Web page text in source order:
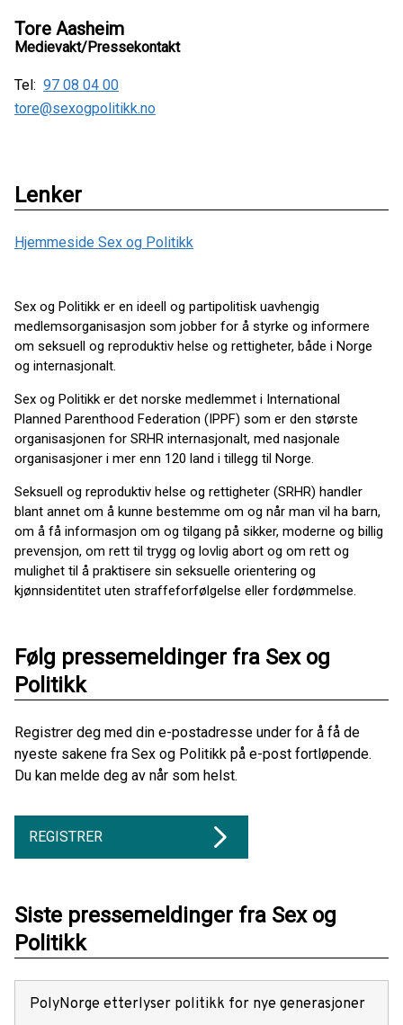
Tore Aasheim
Medievakt/Pressekontakt
Tel: 97 08 04 00
tore@sexogpolitikk.no
Lenker
Hjemmeside Sex og Politikk
Sex og Politikk er en ideell og partipolitisk uavhengig
medlemsorganisasjon som jobber for å styrke og informere
om seksuell og reproduktiv helse og rettigheter, både i Norge
og internasjonalt.
Sex og Politikk er det norske medlemmet i International
Planned Parenthood Federation (IPPF) som er den største
organisasjonen for SRHR internasjonalt, med nasjonale
organisasjoner i mer enn 120 land i tillegg til Norge.
Seksuell og reproduktiv helse og rettigheter (SRHR) handler
blant annet om å kunne bestemme om og når man vil ha barn,
om å få informasjon om og tilgang på sikker, moderne og billig
prevensjon, om rett til trygg og lovlig abort og om rett og
mulighet til å praktisere sin seksuelle orientering og
kjønnsidentitet uten straffeforfølgelse eller fordømmelse.
Følg pressemeldinger fra Sex og
Politikk
Registrer deg med din e-postadresse under for å få de
nyeste sakene fra Sex og Politikk på e-post fortløpende.
Du kan melde deg av når som helst.
REGISTRER
Siste pressemeldinger fra Sex og
Politikk
PolyNorge etterlyser politikk for nye generasjoner